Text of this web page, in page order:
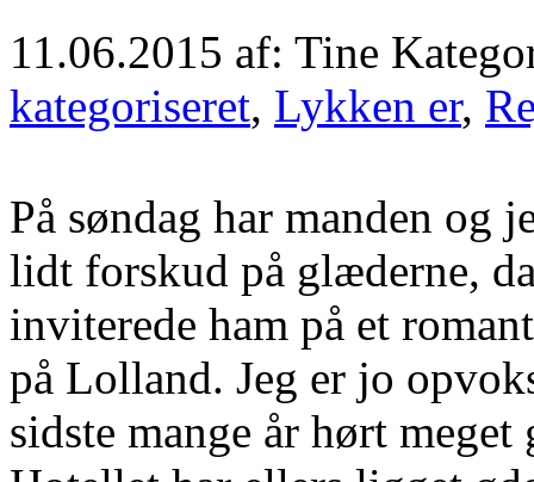
11.06.2015 af: Tine
kategoriseret, Lykken er,
På søndag har manden og
lidt forskud på glæderne,
inviterede ham på et
på Lolland. Jeg er jo
sidste mange år hørt